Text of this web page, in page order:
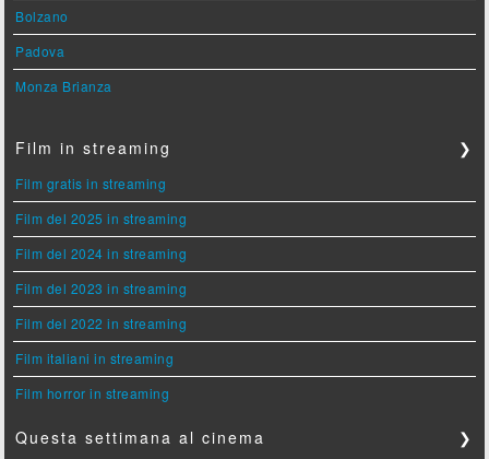
Bolzano
Padova
Monza Brianza
Film in streaming ❯
Film gratis in streaming
Film del 2025 in streaming
Film del 2024 in streaming
Film del 2023 in streaming
Film del 2022 in streaming
Film italiani in streaming
Film horror in streaming
Questa settimana al cinema ❯